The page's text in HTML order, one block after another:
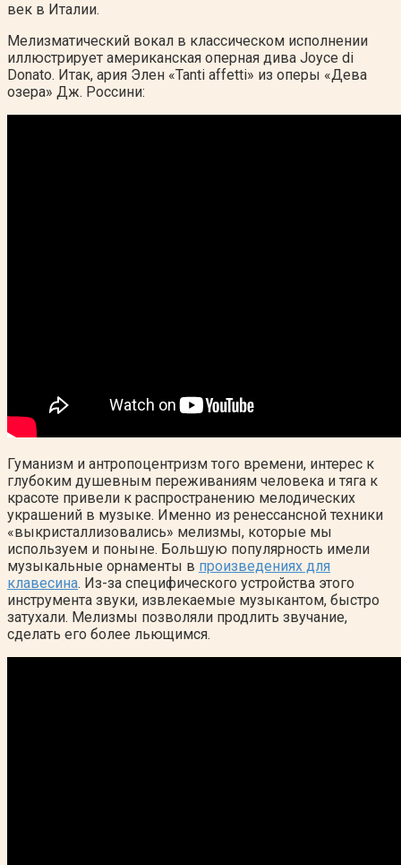
век в Италии.
Мелизматический вокал в классическом исполнении
иллюстрирует американская оперная дива Joyce di
Donato. Итак, ария Элен «Tanti affetti» из оперы «Дева
озера» Дж. Россини:
Гуманизм и антропоцентризм того времени, интерес к
глубоким душевным переживаниям человека и тяга к
красоте привели к распространению мелодических
украшений в музыке. Именно из ренессансной техники
«выкристаллизовались» мелизмы, которые мы
используем и поныне. Большую популярность имели
музыкальные орнаменты в произведениях для
клавесина. Из-за специфического устройства этого
инструмента звуки, извлекаемые музыкантом, быстро
затухали. Мелизмы позволяли продлить звучание,
сделать его более льющимся.